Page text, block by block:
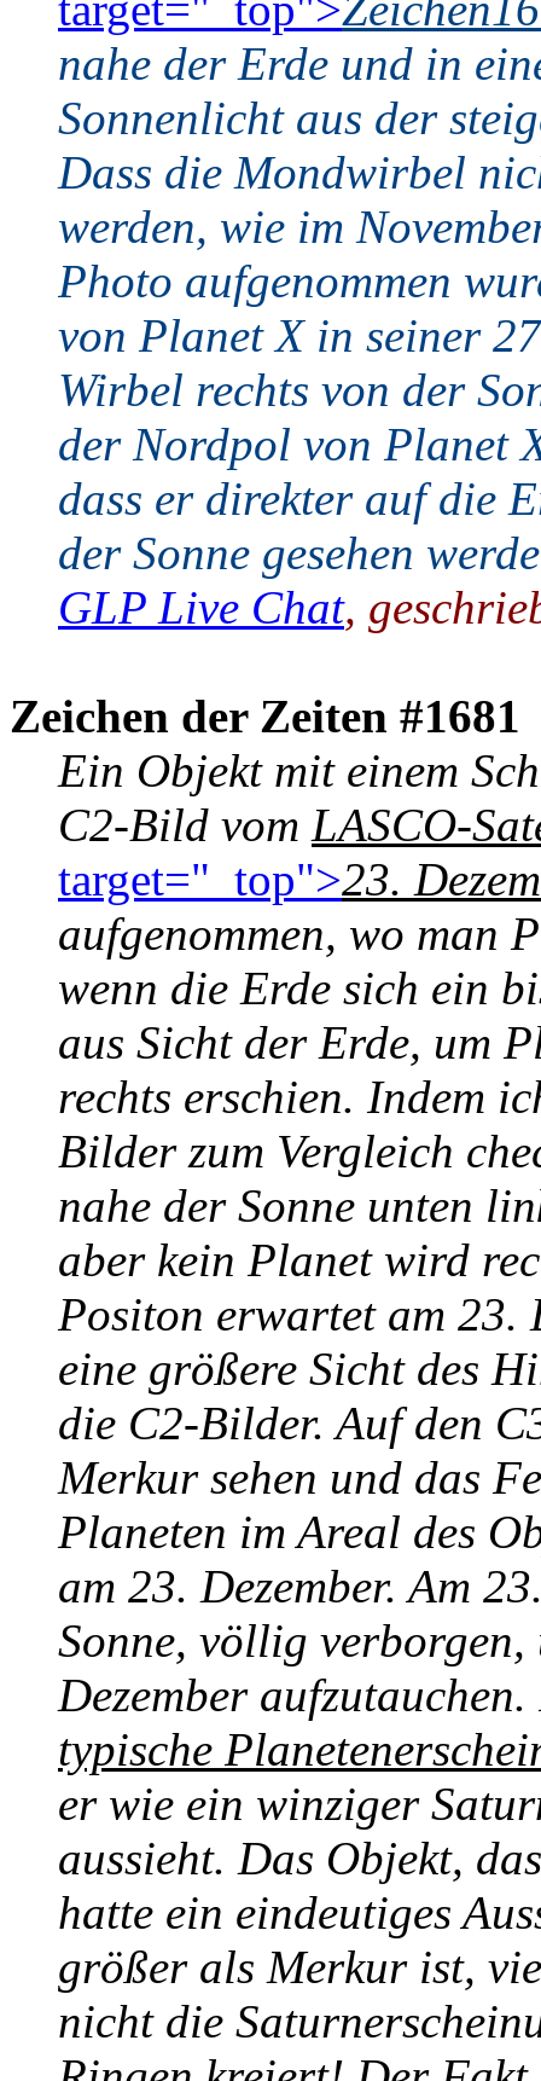
nahe der Erde und in
Sonnenlicht aus der
Dass die Mondwirbel
werden, wie im
Photo aufgenommen
von Planet X in seiner
Wirbel rechts von der
der Nordpol von Planet
dass er direkter auf die
der Sonne gesehen
GLP Live Chat,
Zeichen der Zeiten #1681
Ein Objekt mit einem
C2-Bild vom LASCO-
target="_top">23.
aufgenommen, wo man
wenn die Erde sich ein
aus Sicht der Erde, um
rechts erschien. Indem
Bilder zum Vergleich
nahe der Sonne unten
aber kein Planet wird
Positon erwartet am 23.
eine größere Sicht des
die C2-Bilder. Auf den
Merkur sehen und das
Planeten im Areal des
am 23. Dezember. Am
Sonne, völlig
Dezember
typische
er wie ein winziger
aussieht. Das Objekt,
hatte ein eindeutiges
größer als Merkur ist,
nicht die